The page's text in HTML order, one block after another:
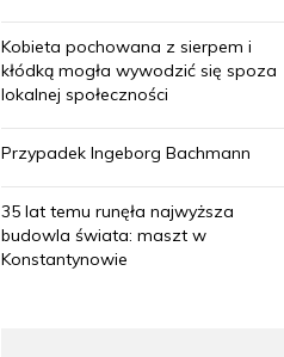
Kobieta pochowana z sierpem i
kłódką mogła wywodzić się spoza
lokalnej społeczności
Przypadek Ingeborg Bachmann
35 lat temu runęła najwyższa
budowla świata: maszt w
Konstantynowie